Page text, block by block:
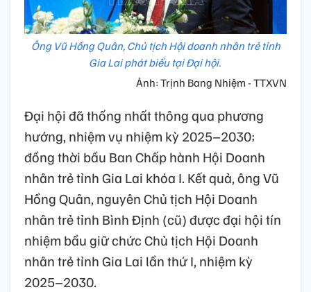
Ông Vũ Hồng Quân, Chủ tịch Hội doanh nhân trẻ tỉnh
Gia Lai phát biểu tại Đại hội.
Ảnh: Trịnh Bang Nhiệm - TTXVN
Đại hội đã thống nhất thông qua phương
hướng, nhiệm vụ nhiệm kỳ 2025–2030;
đồng thời bầu Ban Chấp hành Hội Doanh
nhân trẻ tỉnh Gia Lai khóa I. Kết quả, ông Vũ
Hồng Quân, nguyên Chủ tịch Hội Doanh
nhân trẻ tỉnh Bình Định (cũ) được đại hội tín
nhiệm bầu giữ chức Chủ tịch Hội Doanh
nhân trẻ tỉnh Gia Lai lần thứ I, nhiệm kỳ
2025–2030.